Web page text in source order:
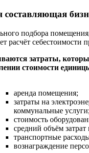
составляющая
подбора
расчёт себестоимости
затраты,
стоимости
аренда помещения;
затраты на
коммунальные услуги;
стоимость
средний объём затрат
транспортные
вознаграждение